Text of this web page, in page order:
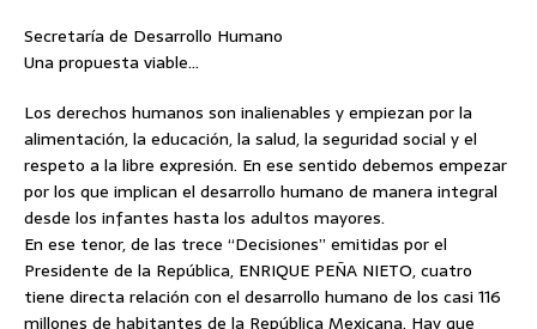
Secretaría de Desarrollo Humano
Una propuesta viable…
Los derechos humanos son inalienables y empiezan por la
alimentación, la educación, la salud, la seguridad social y el
respeto a la libre expresión. En ese sentido debemos empezar
por los que implican el desarrollo humano de manera integral
desde los infantes hasta los adultos mayores.
En ese tenor, de las trece “Decisiones” emitidas por el
Presidente de la República, ENRIQUE PEÑA NIETO, cuatro
tiene directa relación con el desarrollo humano de los casi 116
millones de habitantes de la República Mexicana. Hay que